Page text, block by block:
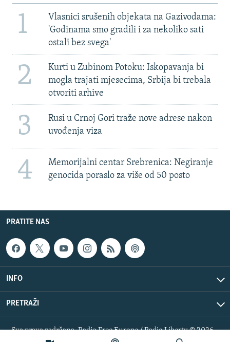
1
Vlasnici srušenih objekata na Gazivodama:
'Godinama smo gradili i za nekoliko sati
ostali bez svega'
2
Kurti u Zubinom Potoku: Iskopavanja bi
mogla trajati mjesecima, Srbija bi trebala
otvoriti arhive
3
Rusi u Crnoj Gori traže nove adrese nakon
uvođenja viza
4
Memorijalni centar Srebrenica: Negiranje
genocida poraslo za više od 50 posto
PRATITE NAS
INFO
PRETRAŽI
Sva prava zadržana. Radio Free Europe / Radio Liberty © 2026